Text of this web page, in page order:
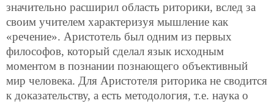
значительно расширил область риторики, вслед за
своим учителем характеризуя мышление как
«речение». Аристотель был одним из первых
философов, который сделал язык исходным
моментом в познании познающего объективный
мир человека. Для Аристотеля риторика не сводится
к доказательству, а есть методология, т.е. наука о